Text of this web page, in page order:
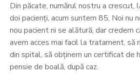
Din păcate, numărul nostru a crescut,
doi pacienți, acum suntem 85, Noi nu
nou pacient ni se alătură, dar credem
avem acces mai facil la tratament, să
din spital, să obținem un certificat de
pensie de boală, după caz.